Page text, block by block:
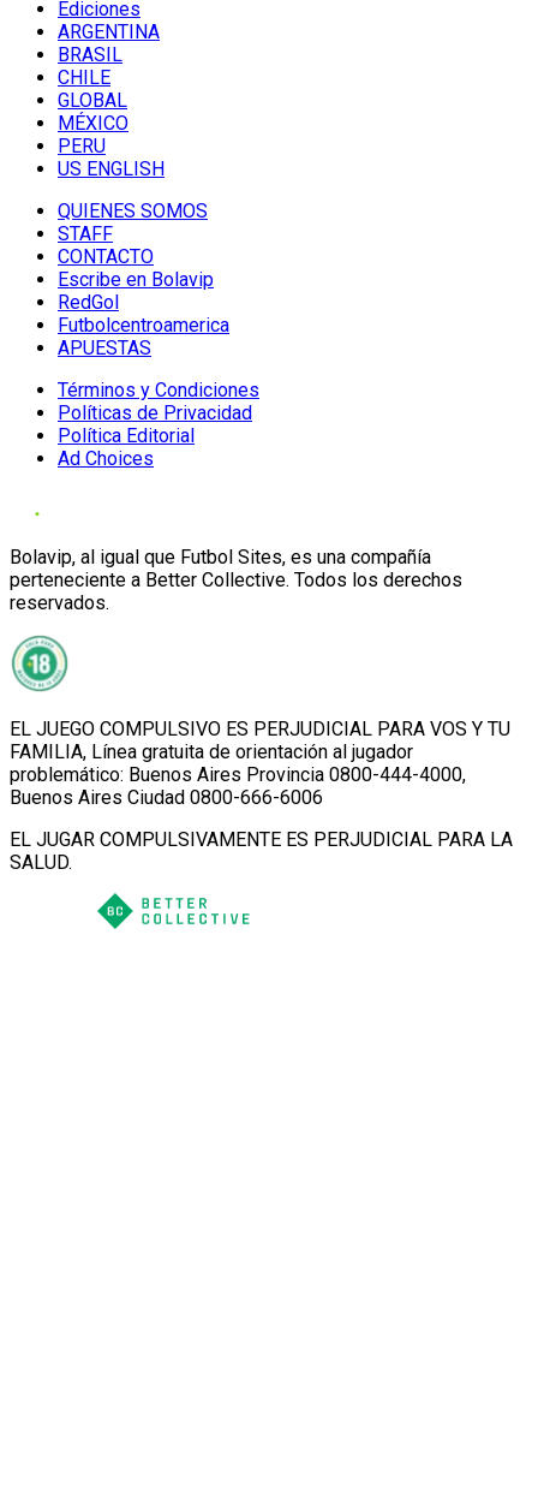
Ediciones
ARGENTINA
BRASIL
CHILE
GLOBAL
MÉXICO
PERU
US ENGLISH
QUIENES SOMOS
STAFF
CONTACTO
Escribe en Bolavip
RedGol
Futbolcentroamerica
APUESTAS
Términos y Condiciones
Políticas de Privacidad
Política Editorial
Ad Choices
Bolavip, al igual que Futbol Sites, es una compañía
perteneciente a Better Collective. Todos los derechos
reservados.
EL JUEGO COMPULSIVO ES PERJUDICIAL PARA VOS Y TU
FAMILIA, Línea gratuita de orientación al jugador
problemático: Buenos Aires Provincia 0800-444-4000,
Buenos Aires Ciudad 0800-666-6006
EL JUGAR COMPULSIVAMENTE ES PERJUDICIAL PARA LA
SALUD.